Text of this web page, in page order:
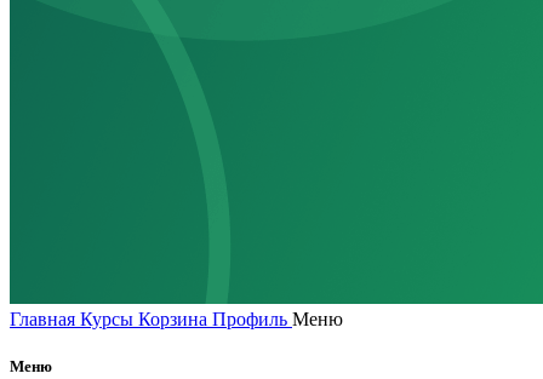
Главная Курсы Корзина Профиль Меню
Меню